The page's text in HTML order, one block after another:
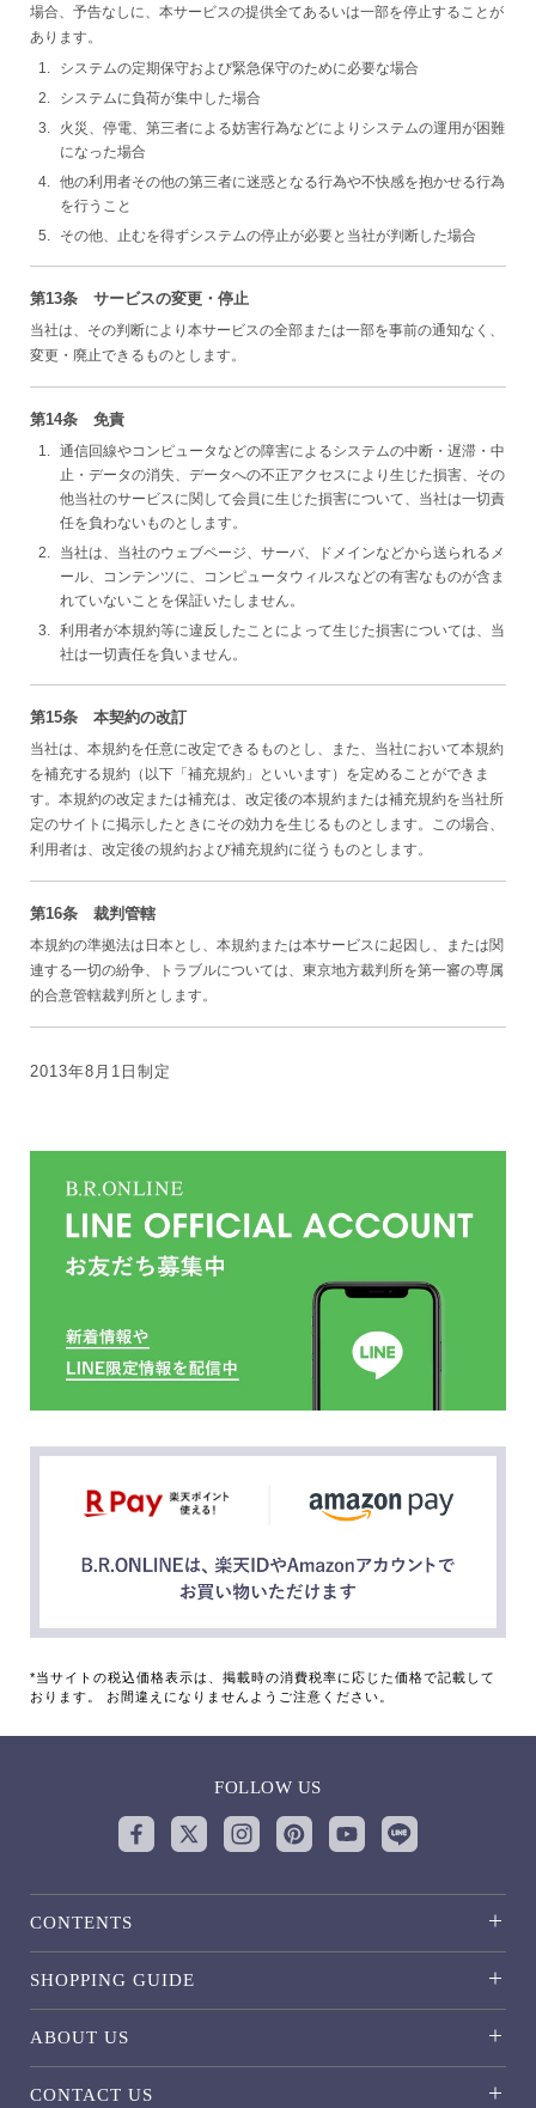
場合、予告なしに、本サービスの提供全てあるいは一部を停止することが
あります。
システムの定期保守および緊急保守のために必要な場合
システムに負荷が集中した場合
火災、停電、第三者による妨害行為などによりシステムの運用が困難
になった場合
他の利用者その他の第三者に迷惑となる行為や不快感を抱かせる行為
を行うこと
その他、止むを得ずシステムの停止が必要と当社が判断した場合
第13条 サービスの変更・停止
当社は、その判断により本サービスの全部または一部を事前の通知なく、
変更・廃止できるものとします。
第14条 免責
通信回線やコンピュータなどの障害によるシステムの中断・遅滞・中
止・データの消失、データへの不正アクセスにより生じた損害、その
他当社のサービスに関して会員に生じた損害について、当社は一切責
任を負わないものとします。
当社は、当社のウェブページ、サーバ、ドメインなどから送られるメ
ール、コンテンツに、コンピュータウィルスなどの有害なものが含ま
れていないことを保証いたしません。
利用者が本規約等に違反したことによって生じた損害については、当
社は一切責任を負いません。
第15条 本契約の改訂
当社は、本規約を任意に改定できるものとし、また、当社において本規約
を補充する規約（以下「補充規約」といいます）を定めることができま
す。本規約の改定または補充は、改定後の本規約または補充規約を当社所
定のサイトに掲示したときにその効力を生じるものとします。この場合、
利用者は、改定後の規約および補充規約に従うものとします。
第16条 裁判管轄
本規約の準拠法は日本とし、本規約または本サービスに起因し、または関
連する一切の紛争、トラブルについては、東京地方裁判所を第一審の専属
的合意管轄裁判所とします。
2013年8月1日制定
*当サイトの税込価格表示は、掲載時の消費税率に応じた価格で記載して
おります。 お間違えになりませんようご注意ください。
FOLLOW US
CONTENTS
SHOPPING GUIDE
ABOUT US
CONTACT US